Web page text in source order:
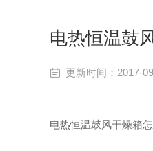
电热恒温鼓
更新时间：2017-
电热恒温鼓风干燥箱怎